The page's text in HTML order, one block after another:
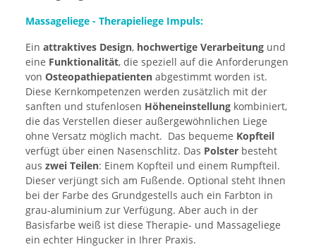
Massageliege - Therapieliege Impuls:
Ein attraktives Design, hochwertige Verarbeitung und
eine Funktionalität, die speziell auf die Anforderungen
von Osteopathiepatienten abgestimmt worden ist.
Diese Kernkompetenzen werden zusätzlich mit der
sanften und stufenlosen Höheneinstellung kombiniert,
die das Verstellen dieser außergewöhnlichen Liege
ohne Versatz möglich macht. Das bequeme Kopfteil
verfügt über einen Nasenschlitz. Das Polster besteht
aus zwei Teilen: Einem Kopfteil und einem Rumpfteil.
Dieser verjüngt sich am Fußende. Optional steht Ihnen
bei der Farbe des Grundgestells auch ein Farbton in
grau-aluminium zur Verfügung. Aber auch in der
Basisfarbe weiß ist diese Therapie- und Massageliege
ein echter Hingucker in Ihrer Praxis.